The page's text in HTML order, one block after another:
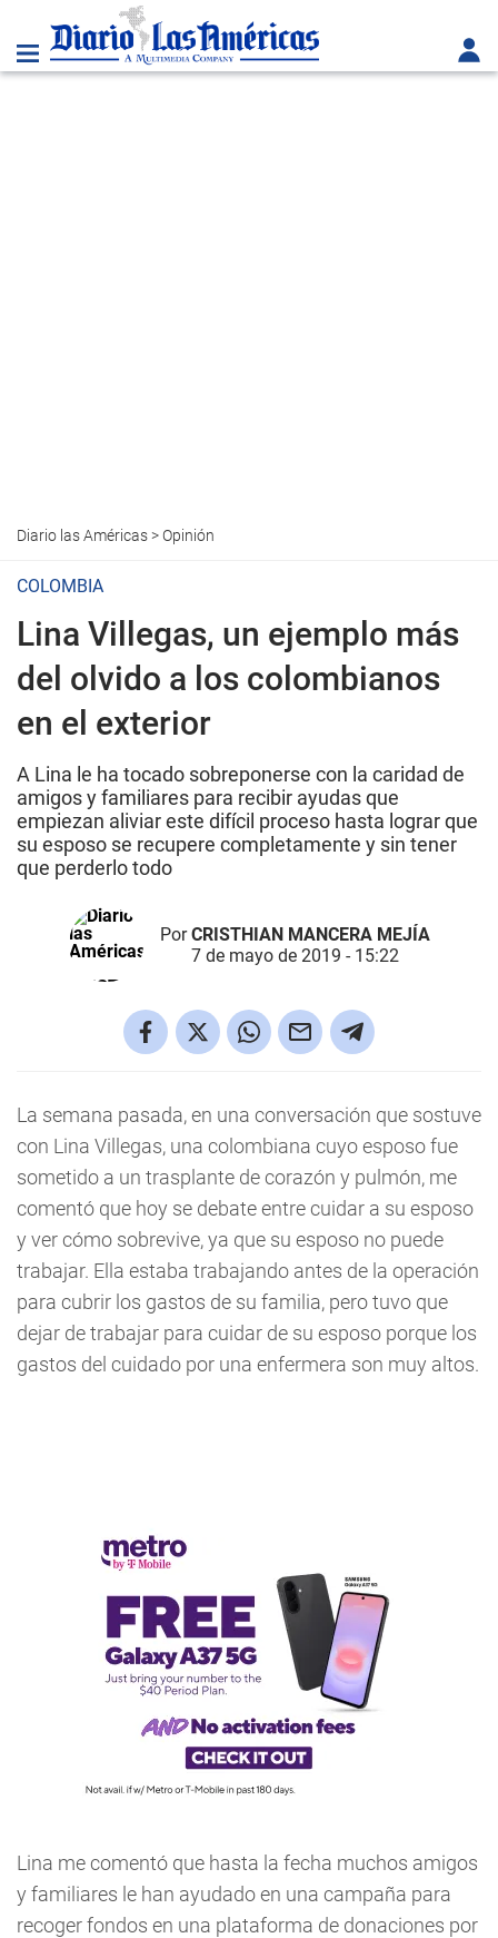
Diario las Américas>Opinión
COLOMBIA
Lina Villegas, un ejemplo más
del olvido a los colombianos
en el exterior
A Lina le ha tocado sobreponerse con la caridad de
amigos y familiares para recibir ayudas que
empiezan aliviar este difícil proceso hasta lograr que
su esposo se recupere completamente y sin tener
que perderlo todo
PorCRISTHIAN MANCERA MEJÍA
7 de mayo de 2019 - 15:22
La semana pasada, en una conversación que sostuve
con Lina Villegas, una colombiana cuyo esposo fue
sometido a un trasplante de corazón y pulmón, me
comentó que hoy se debate entre cuidar a su esposo
y ver cómo sobrevive, ya que su esposo no puede
trabajar. Ella estaba trabajando antes de la operación
para cubrir los gastos de su familia, pero tuvo que
dejar de trabajar para cuidar de su esposo porque los
gastos del cuidado por una enfermera son muy altos.
Lina me comentó que hasta la fecha muchos amigos
y familiares le han ayudado en una campaña para
recoger fondos en una plataforma de donaciones por